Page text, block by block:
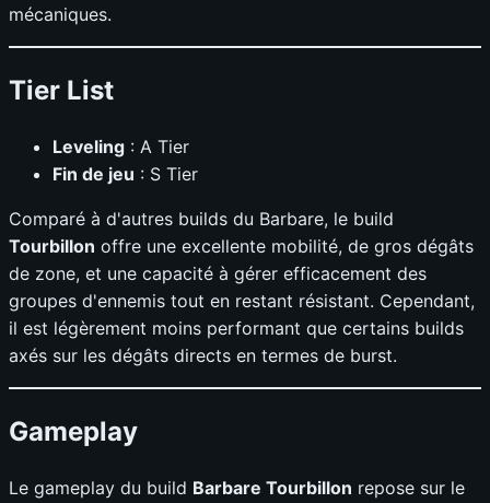
mécaniques.
Tier List
Leveling : A Tier
Fin de jeu : S Tier
Comparé à d'autres builds du Barbare, le build
Tourbillon offre une excellente mobilité, de gros dégâts
de zone, et une capacité à gérer efficacement des
groupes d'ennemis tout en restant résistant. Cependant,
il est légèrement moins performant que certains builds
axés sur les dégâts directs en termes de burst.
Gameplay
Le gameplay du build Barbare Tourbillon repose sur le